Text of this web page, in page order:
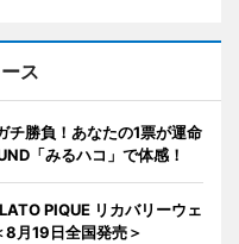
ス
勝負！あなたの1票が運命
「みるハコ」で体感！
PIQUE リカバリーウェ
月19日全国発売＞